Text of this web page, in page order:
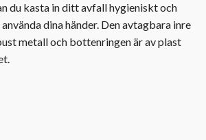
du kasta in ditt avfall hygieniskt och
dina händer. Den avtagbara inre
metall och bottenringen är av plast